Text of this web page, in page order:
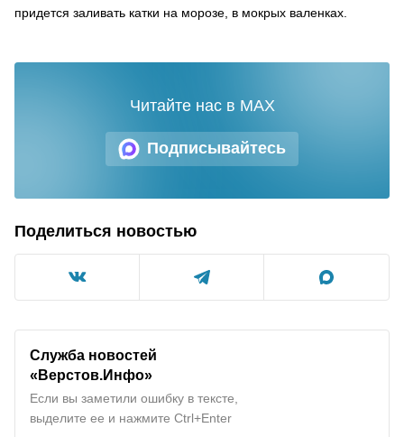
придется заливать катки на морозе, в мокрых валенках.
Подписывайтесь
Читайте нас в MAX
Поделиться новостью
Служба новостей
«Верстов.Инфо»
Если вы заметили ошибку в тексте,
выделите ее и нажмите Ctrl+Enter